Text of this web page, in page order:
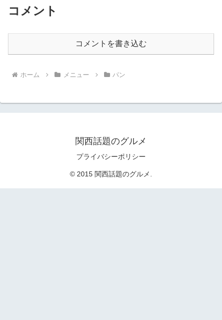
コメント
コメントを書き込む
ホーム メニュー パン
関西話題のグルメ
プライバシーポリシー
© 2015 関西話題のグルメ.